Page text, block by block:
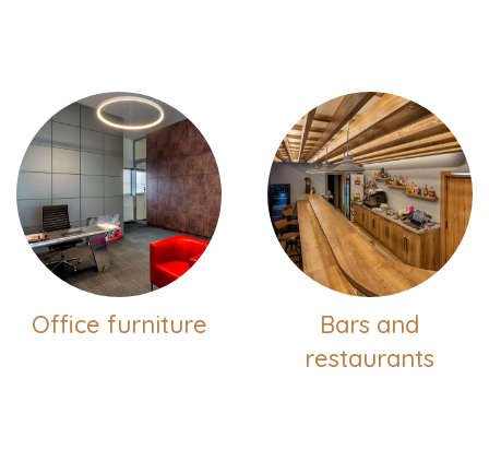
Office furniture
Bars and
restaurants